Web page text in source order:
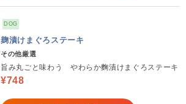
DOG
麹漬けまぐろステーキ
その他厳選
旨み丸ごと味わう やわらか麴漬けまぐろステーキ
¥748